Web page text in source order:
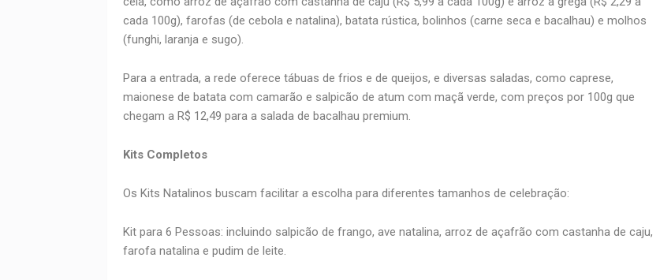
cada 100g), farofas (de cebola e natalina), batata rústica, bolinhos (carne seca e bacalhau) e molhos
(funghi, laranja e sugo).
Para a entrada, a rede oferece tábuas de frios e de queijos, e diversas saladas, como caprese,
maionese de batata com camarão e salpicão de atum com maçã verde, com preços por 100g que
chegam a R$ 12,49 para a salada de bacalhau premium.
Kits Completos
Os Kits Natalinos buscam facilitar a escolha para diferentes tamanhos de celebração:
Kit para 6 Pessoas: incluindo salpicão de frango, ave natalina, arroz de açafrão com castanha de caju,
farofa natalina e pudim de leite.